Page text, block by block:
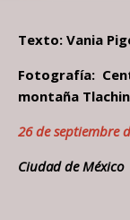
Texto: Vania
Fotografía:
montaña
26 de septiembre
Ciudad de México